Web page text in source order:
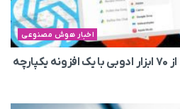
اخبار هوش مصنوعی